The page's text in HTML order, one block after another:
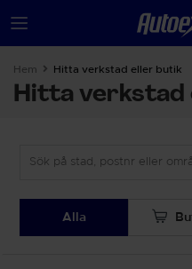
Hem Hitta verkstad eller butik
Hitta verkstad
Alla